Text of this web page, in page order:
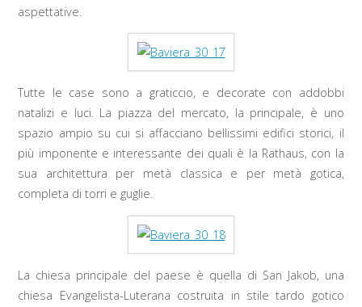
aspettative.
Tutte le case sono a graticcio, e decorate con addobbi
natalizi e luci. La piazza del mercato, la principale, è uno
spazio ampio su cui si affacciano bellissimi edifici storici, il
più imponente e interessante dei quali è la Rathaus, con la
sua architettura per metà classica e per metà gotica,
completa di torri e guglie.
La chiesa principale del paese è quella di San Jakob, una
chiesa Evangelista-Luterana costruita in stile tardo gotico